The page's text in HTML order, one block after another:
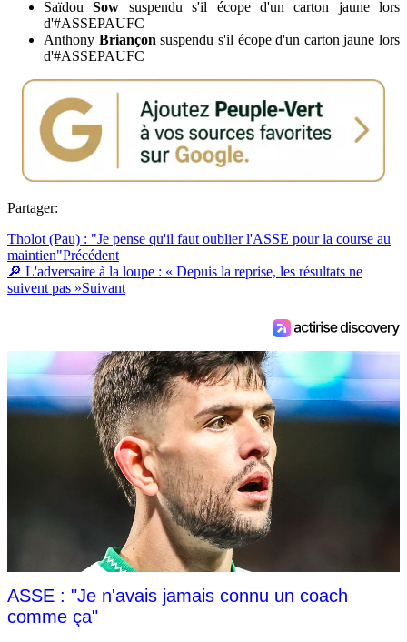
SaïdouSow suspendu s'il écope d'un carton jaune lors
d'#ASSEPAUFC
Anthony Briançonsuspendu s'il écope d'un carton jaune lors
d'#ASSEPAUFC
Partager:
Tholot (Pau) : "Je pense qu'il faut oublier l'ASSE pour la course au
maintien"Précédent
🔎 L'adversaire à la loupe : « Depuis la reprise, les résultats ne
suivent pas »Suivant
ASSE : "Je n'avais jamais connu un coach
comme ça"